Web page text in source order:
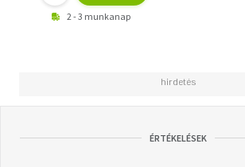
2 - 3 munkanap
ÉRTÉKELÉSEK